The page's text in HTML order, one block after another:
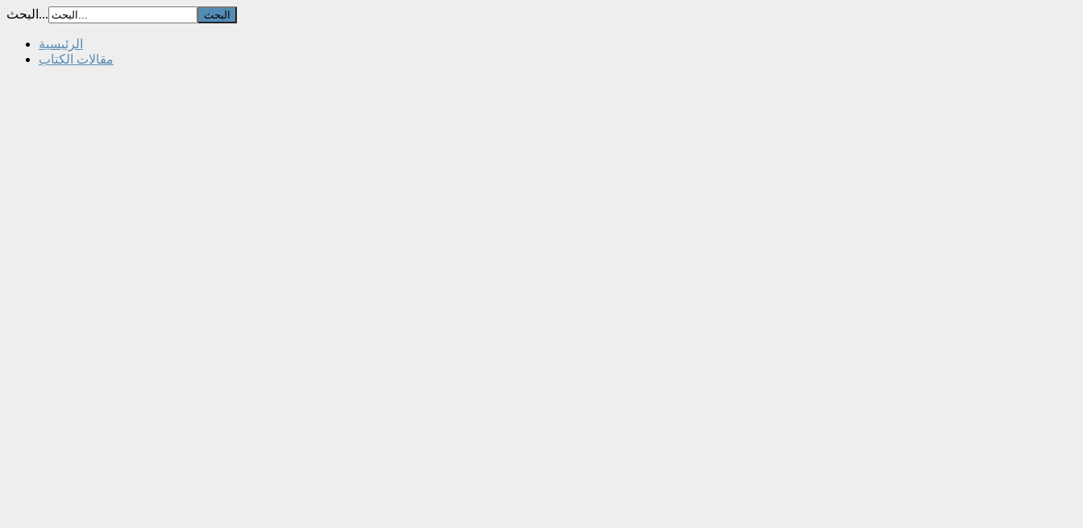
البحث...
الرئيسية
مقالات الكتاب